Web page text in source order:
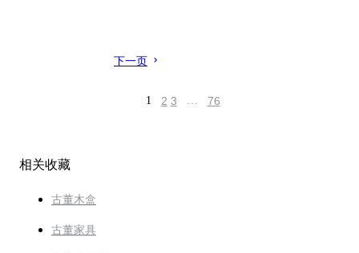
下一页
1 2 3 … 76
相关收藏
古董木盒
古董家具